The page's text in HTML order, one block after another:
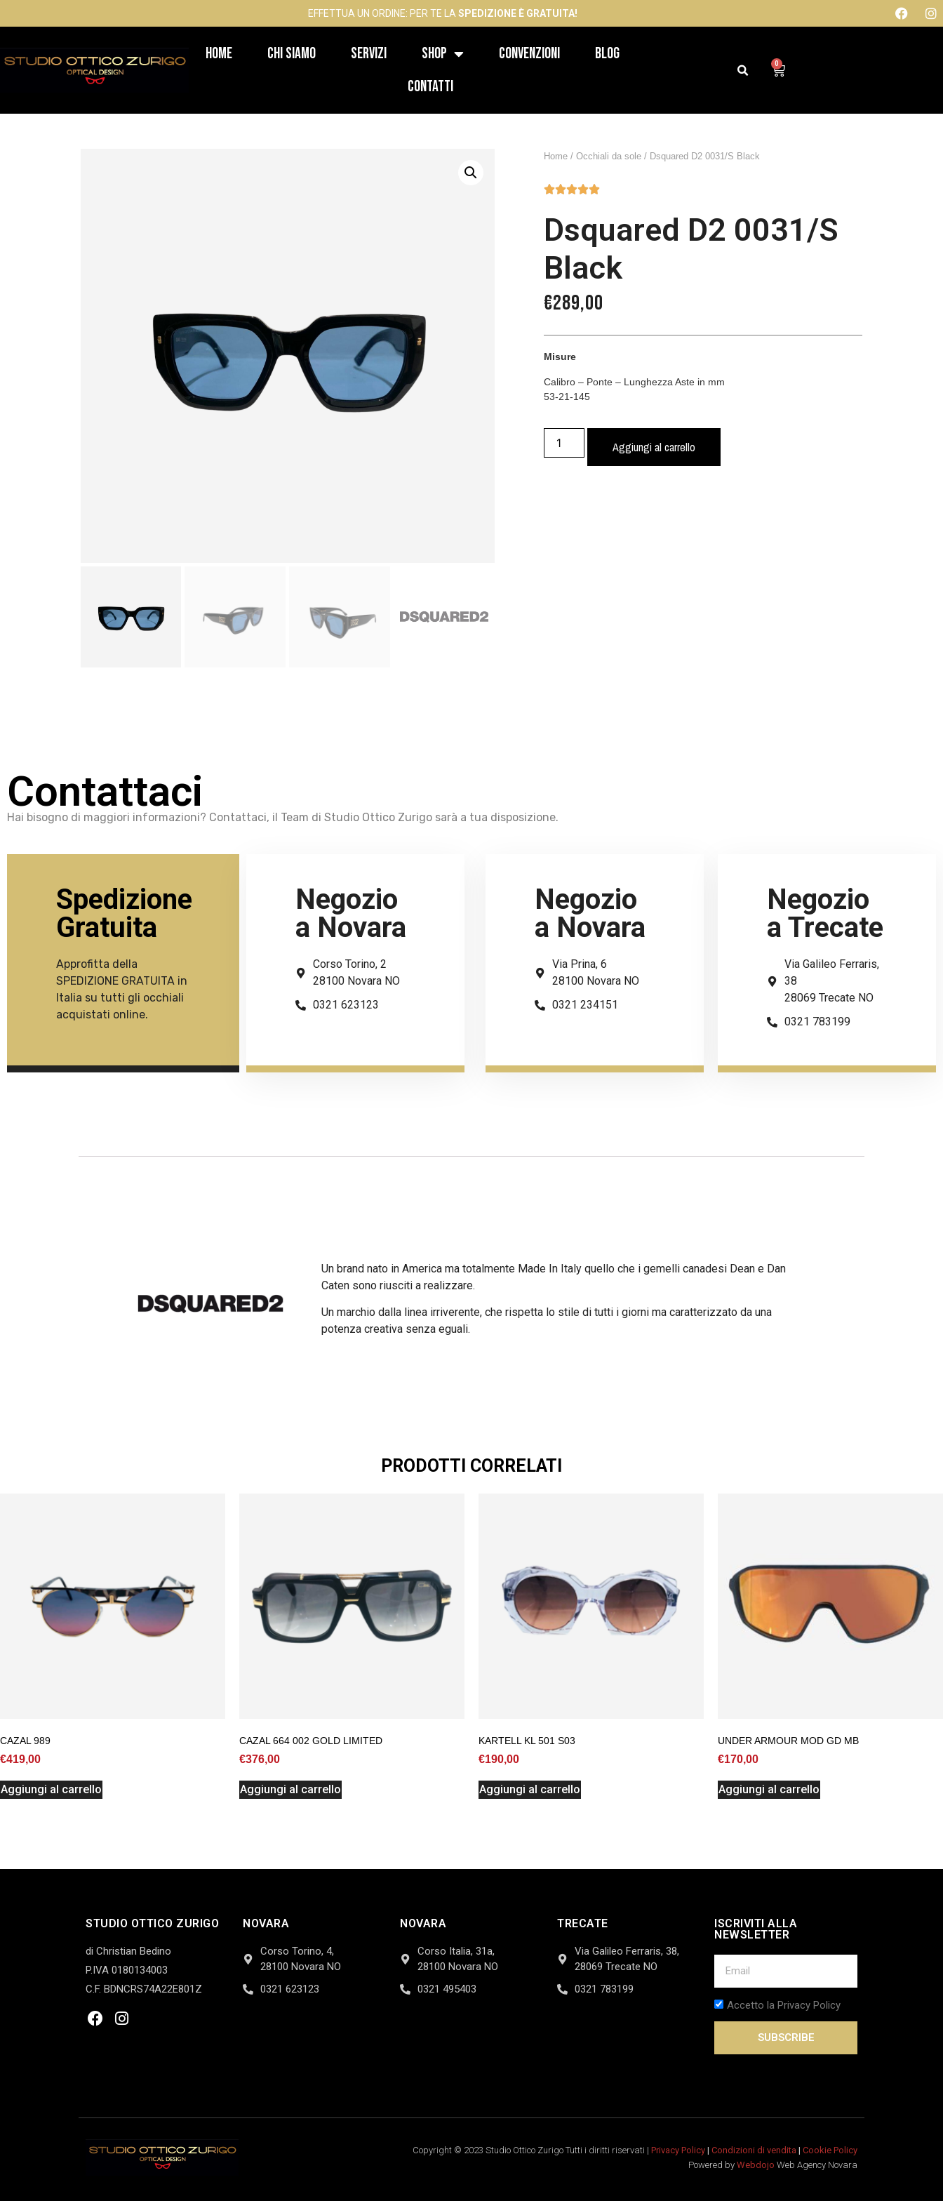
EFFETTUA UN ORDINE: PER TE LASPEDIZIONE È GRATUITA!
Home Chi Siamo Servizi Shop Convenzioni
Blog
Contatti
0
Home/ Occhiali da sole/ Dsquared D2 0031/S Black

Dsquared D2 0031/S
Black
€289,00
Misure
Calibro – Ponte – Lunghezza Aste in mm
53-21-145
Aggiungi al carrello
Contattaci
Hai bisogno di maggiori informazioni? Contattaci, il Team di Studio Ottico Zurigo sarà a tua disposizione.
Spedizione
Gratuita
Approfitta della
SPEDIZIONE GRATUITA in
Italia su tutti gli occhiali
acquistati online.
Negozio
a Novara
Corso Torino, 2
28100 Novara NO
0321 623123
Negozio
a Novara
Via Prina, 6
28100 Novara NO
0321 234151
Negozio
a Trecate
Via Galileo Ferraris,
38
28069 Trecate NO
0321 783199
Un brand nato in America ma totalmente Made In Italy quello che i gemelli canadesi Dean e Dan
Caten sono riusciti a realizzare.
Un marchio dalla linea irriverente, che rispetta lo stile di tutti i giorni ma caratterizzato da una
potenza creativa senza eguali.
PRODOTTI CORRELATI
CAZAL 989
€419,00
Aggiungi al carrello
CAZAL 664 002 GOLD LIMITED
€376,00
Aggiungi al carrello
KARTELL KL 501 S03
€190,00
Aggiungi al carrello
UNDER ARMOUR MOD GD MB
€170,00
Aggiungi al carrello
STUDIO OTTICO ZURIGO
di Christian Bedino
P.IVA 0180134003
C.F. BDNCRS74A22E801Z
NOVARA
Corso Torino, 4,
28100 Novara NO
0321 623123
NOVARA
Corso Italia, 31a,
28100 Novara NO
0321 495403
TRECATE
Via Galileo Ferraris, 38,
28069 Trecate NO
0321 783199
ISCRIVITI ALLA
NEWSLETTER
Accetto la Privacy Policy
SUBSCRIBE
Copyright © 2023 Studio Ottico Zurigo Tutti i diritti riservati | Privacy Policy| Condizioni di vendita | Cookie Policy
Powered by Webdojo Web Agency Novara